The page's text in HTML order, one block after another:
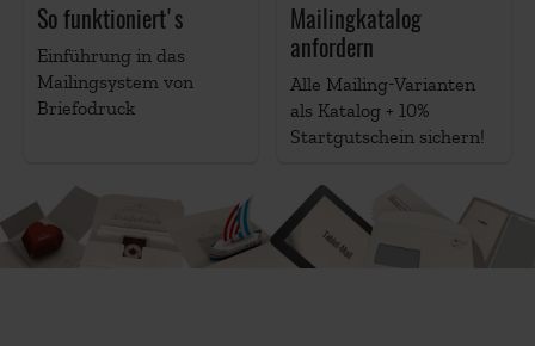
So funktioniert's
Einführung in das
Mailingsystem von
Briefodruck
Mailingkatalog
anfordern
Alle Mailing-Varianten
als Katalog + 10%
Startgutschein sichern!